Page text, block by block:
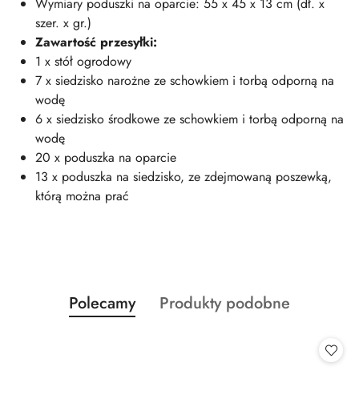
szer. x gr.)
Zawartość przesyłki:
1 x stół ogrodowy
7 x siedzisko narożne ze schowkiem i torbą odporną na
wodę
6 x siedzisko środkowe ze schowkiem i torbą odporną na
wodę
20 x poduszka na oparcie
13 x poduszka na siedzisko, ze zdejmowaną poszewką,
którą można prać
Pomiń karuzelę produktów
Produkty
o
Polecamy
Produkty
Produkty podobne